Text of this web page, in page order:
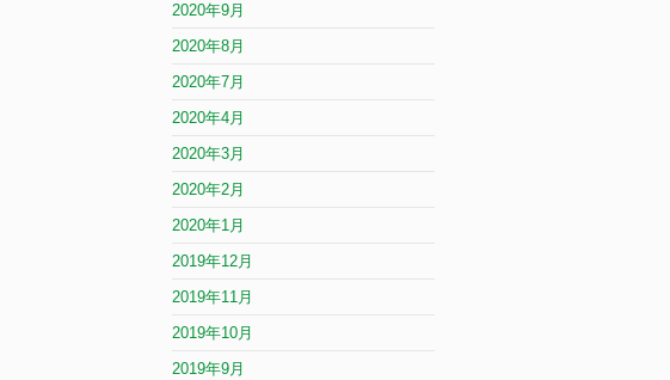
2020年9月
2020年8月
2020年7月
2020年4月
2020年3月
2020年2月
2020年1月
2019年12月
2019年11月
2019年10月
2019年9月